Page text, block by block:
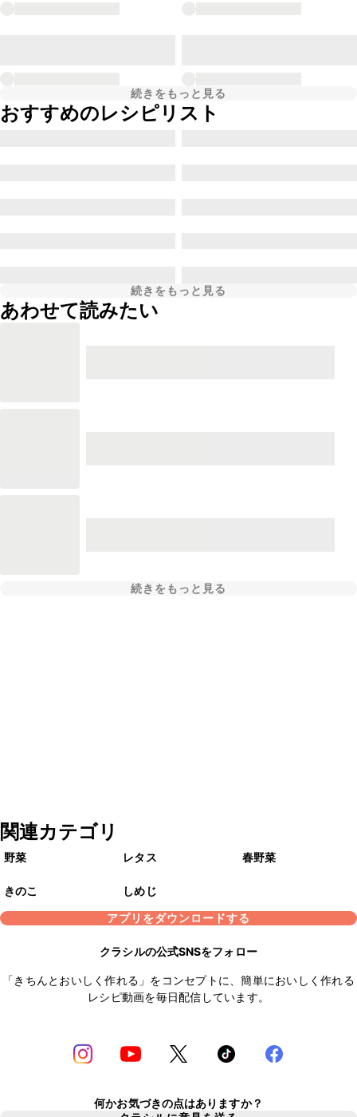
続きをもっと見る
おすすめのレシピリスト
続きをもっと見る
あわせて読みたい
続きをもっと見る
関連カテゴリ
野菜 レタス 春野菜
きのこ
しめじ
アプリをダウンロードする
クラシルの公式SNSをフォロー
「きちんとおいしく作れる」をコンセプトに、簡単においしく作れる
レシピ動画を毎日配信しています。
何かお気づきの点はありますか？